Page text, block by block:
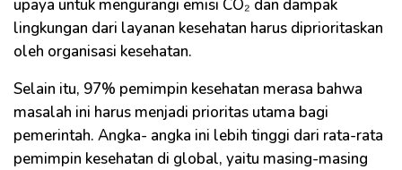
upaya untuk mengurangi emisi CO₂ dan dampak
lingkungan dari layanan kesehatan harus diprioritaskan
oleh organisasi kesehatan.
Selain itu, 97% pemimpin kesehatan merasa bahwa
masalah ini harus menjadi prioritas utama bagi
pemerintah. Angka- angka ini lebih tinggi dari rata-rata
pemimpin kesehatan di global, yaitu masing-masing